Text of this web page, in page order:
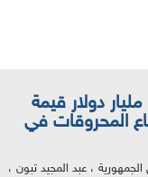
الرئيس تبون : 4,5 مليار دولار قيمة
المحروقات في
، عبد المجيد تبون ،